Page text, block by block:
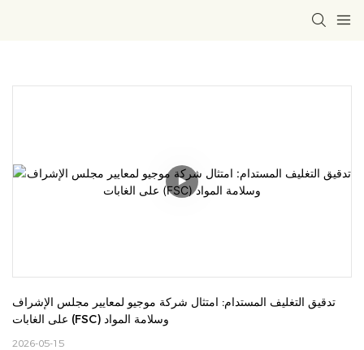
تدقيق التغليف المستدام: امتثال شركة موجيو لمعايير مجلس الإشراف
على الغابات (FSC) وسلامة المواد
2026-05-15